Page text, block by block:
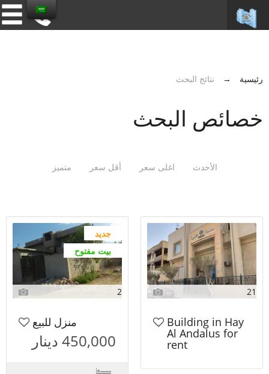
رئيسية → نتائج البحث
خصائص البحث
الأحدث اغلى سعر أقل سعر متميز
21
Building in Hay
Al Andalus for
rent
جديد
بيت مفتوح
2
منزل للبيع
450,000 دينار